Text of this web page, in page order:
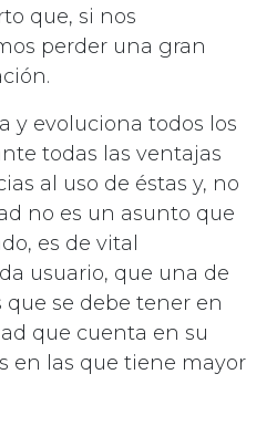
que, si nos
perder una gran
y evoluciona todos los
todas las ventajas
al uso de éstas y, no
no es un asunto que
es de vital
usuario, que una de
que se debe tener en
que cuenta en su
en las que tiene mayor